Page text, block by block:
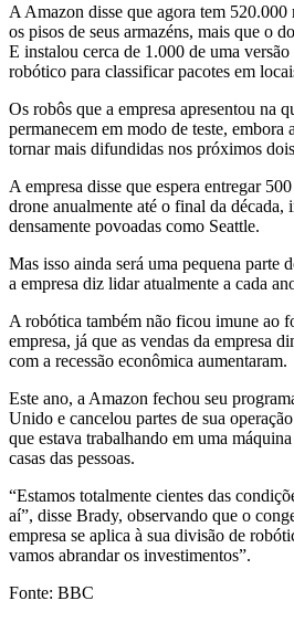
A Amazon disse que agora tem
os pisos de seus armazéns, mais que o
E instalou cerca de 1.000 de uma
robótico para classificar pacotes em
Os robôs que a empresa apresentou na
permanecem em modo de teste, embora
tornar mais difundidas nos próximos
A empresa disse que espera entregar
drone anualmente até o final da década,
densamente povoadas como Seattle.
Mas isso ainda será uma pequena parte
a empresa diz lidar atualmente a cada
A robótica também não ficou imune ao
empresa, já que as vendas da empresa
com a recessão econômica aumentaram.
Este ano, a Amazon fechou seu
Unido e cancelou partes de sua
que estava trabalhando em uma
casas das pessoas.
“Estamos totalmente cientes das
aí”, disse Brady, observando que o
empresa se aplica à sua divisão de
vamos abrandar os investimentos”.
Fonte: BBC